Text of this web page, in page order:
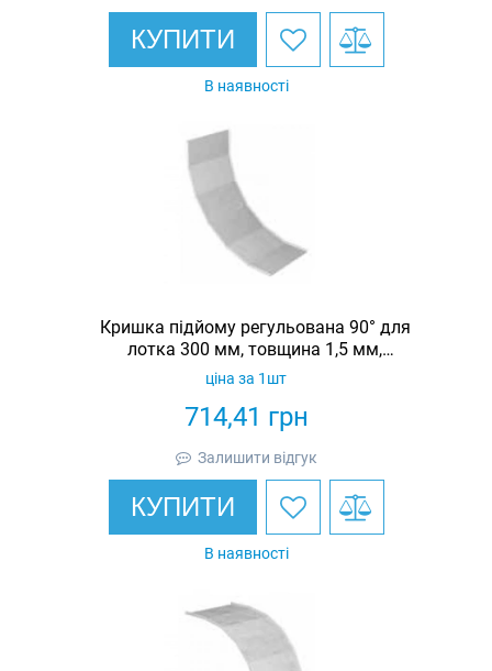
КУПИТИ
В наявності
Кришка підйому регульована 90° для
лотка 300 мм, товщина 1,5 мм,
гарячеоцинкована, Eurotray
714,41 грн
ціна за 1шт
Залишити відгук
КУПИТИ
В наявності